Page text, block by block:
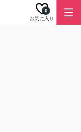
お気に入り
0